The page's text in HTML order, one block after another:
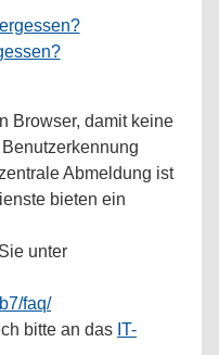
Browser, damit keine
Abmeldung ist
bieten ein
unter
faq/
bitte an das IT-